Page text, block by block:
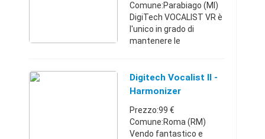
Comune:Parabiago (MI)
DigiTech VOCALIST VR è
l'unico in grado di
mantenere le
bisogno di armonie per
una performance dvivo, il
Digitech Vocalist II -
Harmonizer
Armonizzatore
Prezzo:99 €
Comune:Roma (RM)
Vendo fantastico e